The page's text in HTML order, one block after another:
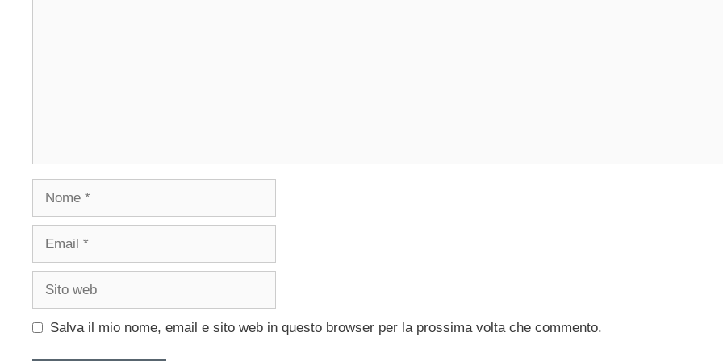
Salva il mio nome, email e sito web in questo browser per la prossima volta che commento.